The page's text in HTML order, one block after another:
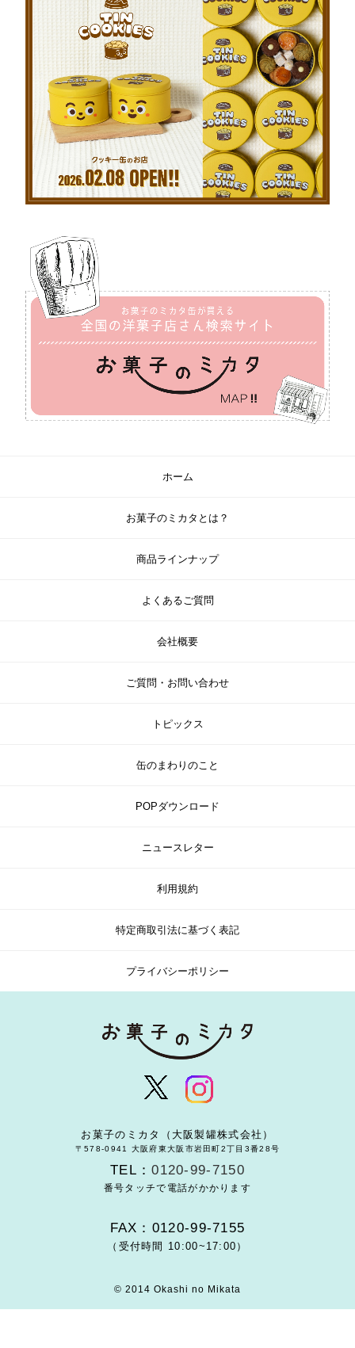
ホーム
お菓子のミカタとは？
商品ラインナップ
よくあるご質問
会社概要
ご質問・お問い合わせ
トピックス
缶のまわりのこと
POPダウンロード
ニュースレター
利用規約
特定商取引法に基づく表記
プライバシーポリシー
お菓子のミカタ（大阪製罐株式会社）
〒578-0941 大阪府東大阪市岩田町2丁目3番28号
TEL：0120-99-7150
番号タッチで電話がかかります
FAX：0120-99-7155
（受付時間 10:00~17:00）
© 2014 Okashi no Mikata